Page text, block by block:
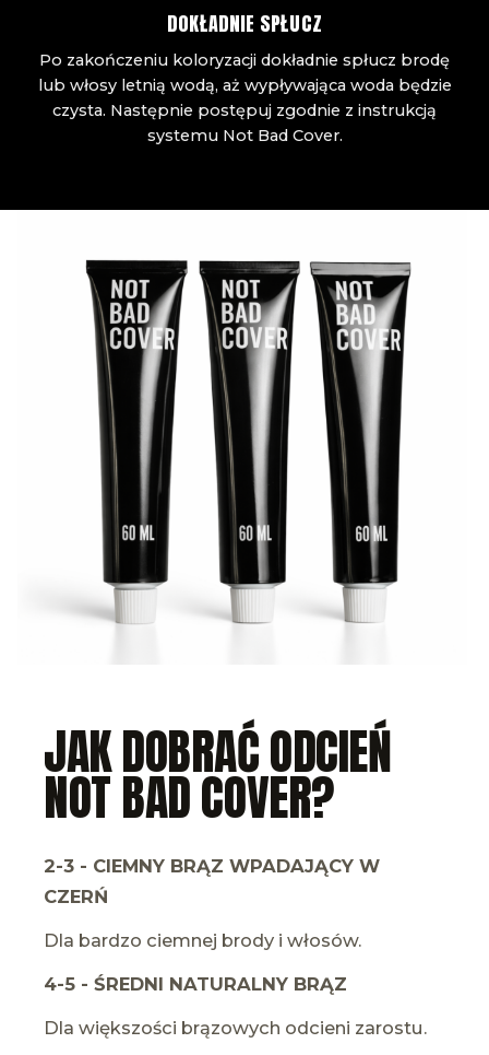
DOKŁADNIE SPŁUCZ
Po zakończeniu koloryzacji dokładnie spłucz brodę
lub włosy letnią wodą, aż wypływająca woda będzie
czysta. Następnie postępuj zgodnie z instrukcją
systemu Not Bad Cover.
JAK DOBRAĆ ODCIEŃ
NOT BAD COVER?
2-3 - CIEMNY BRĄZ WPADAJĄCY W
CZERŃ
Dla bardzo ciemnej brody i włosów.
4-5 - ŚREDNI NATURALNY BRĄZ
Dla większości brązowych odcieni zarostu.